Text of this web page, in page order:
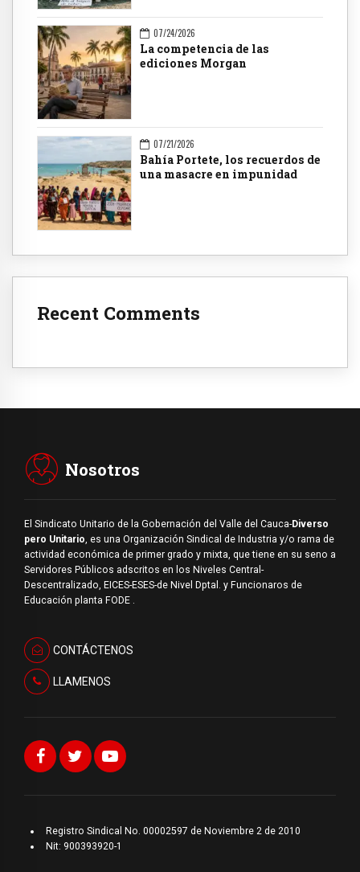
07/24/2026
La competencia de las
ediciones Morgan
07/21/2026
Bahía Portete, los recuerdos de
una masacre en impunidad
Recent Comments
Nosotros
El Sindicato Unitario de la Gobernación del Valle del Cauca-Diverso
pero Unitario, es una Organización Sindical de Industria y/o rama de
actividad económica de primer grado y mixta, que tiene en su seno a
Servidores Públicos adscritos en los Niveles Central-
Descentralizado, EICES-ESES-de Nivel Dptal. y Funcionaros de
Educación planta FODE .
CONTÁCTENOS
LLAMENOS
Registro Sindical No. 00002597 de Noviembre 2 de 2010
Nit: 900393920-1